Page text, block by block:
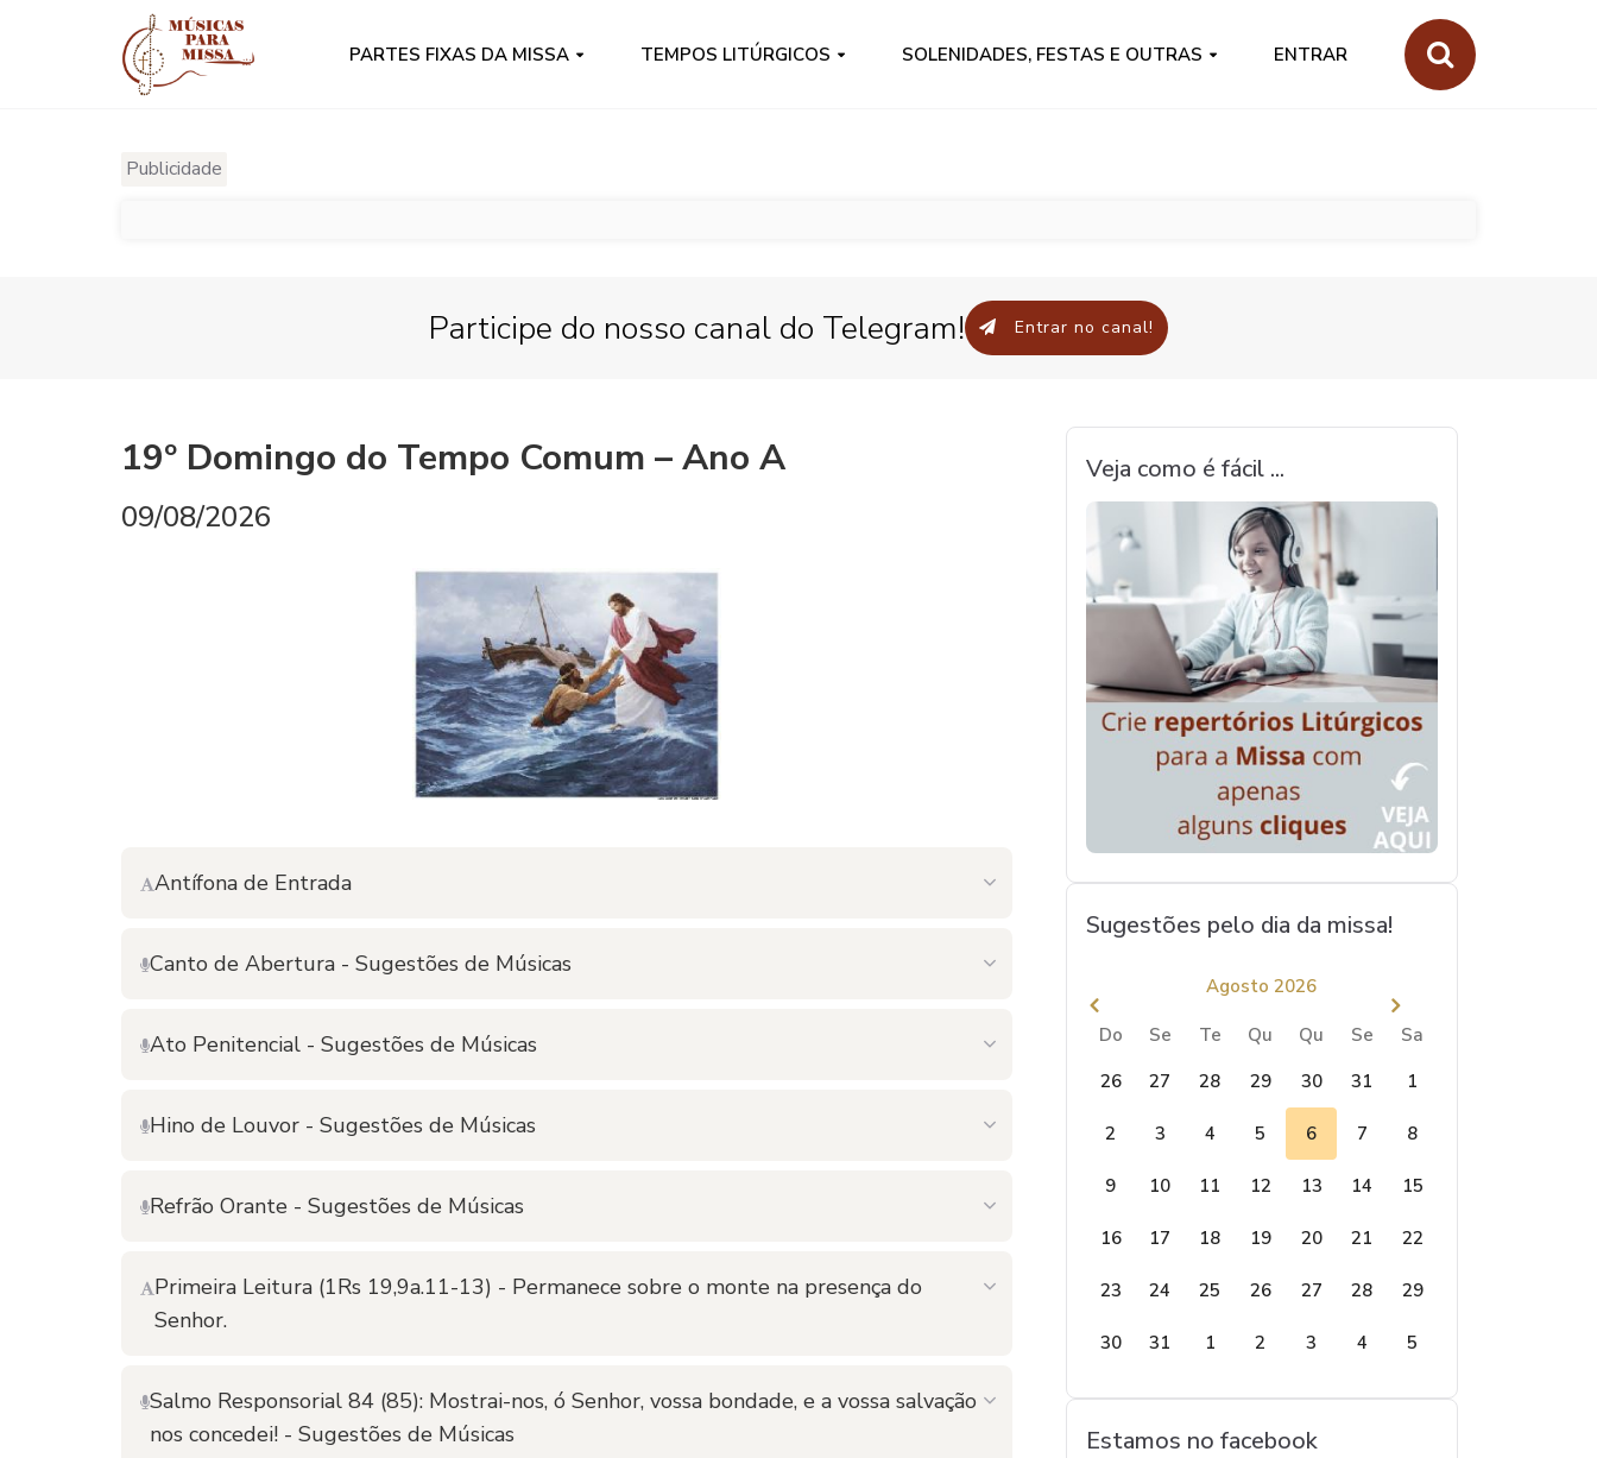
PARTES FIXAS DA MISSA TEMPOS LITÚRGICOS SOLENIDADES, FESTAS E OUTRAS ENTRAR
Publicidade
Participe do nosso canal do Telegram! Entrar no canal!
19º Domingo do Tempo Comum – Ano A
09/08/2026
Antífona de Entrada
Canto de Abertura - Sugestões de Músicas
Ato Penitencial - Sugestões de Músicas
Hino de Louvor - Sugestões de Músicas
Refrão Orante - Sugestões de Músicas
Primeira Leitura (1Rs 19,9a.11-13) - Permanece sobre o monte na presença do
Senhor.
Salmo Responsorial 84 (85): Mostrai-nos, ó Senhor, vossa bondade, e a vossa salvação
nos concedei! - Sugestões de Músicas
Veja como é fácil ...
Sugestões pelo dia da missa!
Agosto 2026
Do Se Te Qu Qu Se
Sa
26
27 28 29 30 31 1
2 3 4 5 6 7 8
9 10 11 12 13 14 15
16 17 18 19 20 21 22
23 24 25 26 27 28 29
30 31 1 2 3 4 5
Estamos no facebook